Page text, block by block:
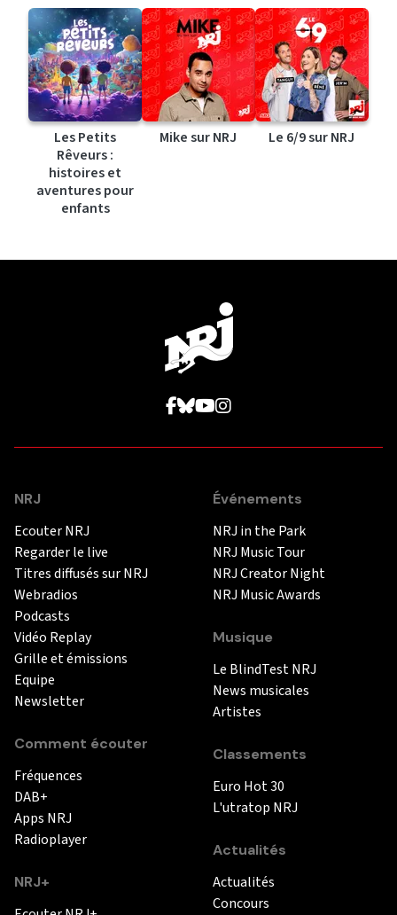
Les Petits
Rêveurs :
histoires et
aventures pour
enfants
Mike sur NRJ Le 6/9 sur NRJ
NRJ
Ecouter NRJ
Regarder le live
Titres diffusés sur NRJ
Webradios
Podcasts
Vidéo Replay
Grille et émissions
Equipe
Newsletter
Comment écouter
Fréquences
DAB+
Apps NRJ
Radioplayer
NRJ+
Événements
NRJ in the Park
NRJ Music Tour
NRJ Creator Night
NRJ Music Awards
Musique
Le BlindTest NRJ
News musicales
Artistes
Classements
Euro Hot 30
L'utratop NRJ
Actualités
Actualités
Concours